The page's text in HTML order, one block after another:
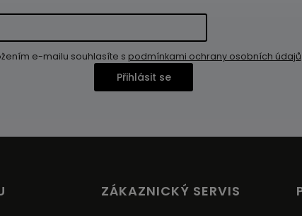
e-mailu souhlasíte s podmínkami ochrany osobních údajů
Přihlásit se
ZÁKAZNICKÝ SERVIS